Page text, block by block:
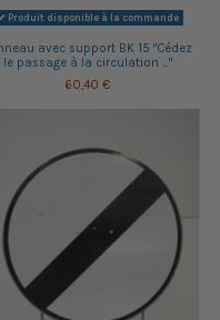
Produit disponible à la commande
avec support BK 15 "Cédez
le passage à la circulation ..."
60,40 €